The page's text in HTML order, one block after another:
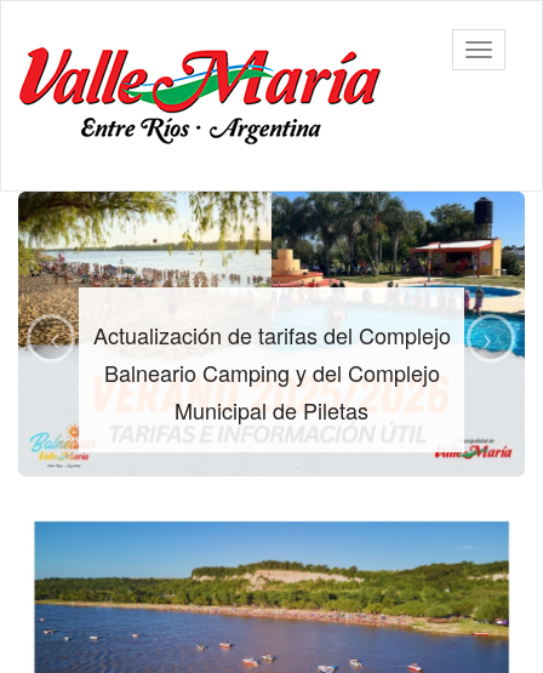
contenido
principal
Municipalidad
de Valle
María
barra
Contenido
principal
Actualización de tarifas del Complejo
Balneario Camping y del Complejo
Municipal de Piletas